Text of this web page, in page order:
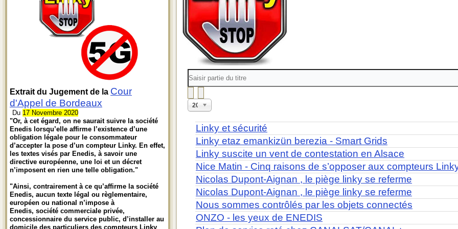
Extrait du Jugement de la Cour
d'Appel de Bordeaux
Du 17 Novembre 2020
"Or, à cet égard, on ne saurait suivre la société
Enedis lorsqu’elle affirme l’existence d’une
obligation légale pour le consommateur
d’accepter la pose d’un compteur Linky. En effet,
les textes visés par Enedis, à savoir une
directive européenne, une loi et un décret
n’imposent en rien une telle obligation."
"Ainsi, contrairement à ce qu’affirme la société
Enedis, aucun texte légal ou règlementaire,
européen ou national n’impose à
Enedis, société commerciale privée,
concessionnaire du service public, d’installer au
domicile des particuliers des compteurs Linky
partie
du
Affichage
#
20
Linky et sécurité
Linky etaz emankizün berezia - Smart Grids
Linky suscite un vent de contestation en Alsace
Nice Matin - Cinq raisons de s’opposer aux compteurs
Nicolas Dupont-Aignan , le piège linky se referme
Nicolas Dupont-Aignan , le piège linky se referme
Nous sommes contrôlés par les objets connectés
ONZO - les yeux de ENEDIS